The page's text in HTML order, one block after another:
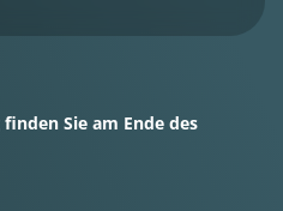
Sie am Ende des